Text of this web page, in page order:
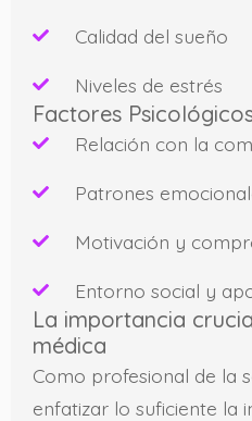
Calidad del sueño
Niveles de estrés
Factores
Relación con la
Patrones
Motivación y
Entorno social y
La importancia
médica
Como profesional de la
enfatizar lo suficiente la